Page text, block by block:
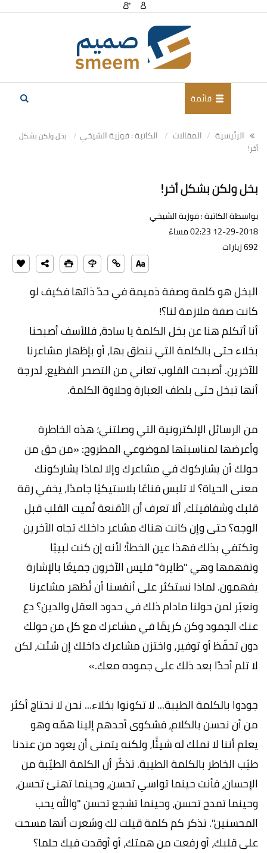
قائمة
الرئيسية المقالات الكاتبة : فوزية الشيخي
بخل ولكن بشكل
أخر!
بخل ولكن بشكل أخر!
بواسطة الكاتبة : فوزية الشيخي
12-29-2018 02:23 مساءً
692 زيارات
البخل هو كلمة وصفة ذميمة في حدّ ذاتها فكيف لو
كانت صفة ملازمة لنا؟!
أنا أتكلم هنا عن بخل الكلمة يا سادة، فللأسف أصبحنا
بخلاء حتى بالكلمة التي ننطق بها، أو بإظهار مشاعرنا
للآخرين. أصبحت القلوب تعاني من التصحر الفظيع، لدرجة
أنها تبخل حتى بلطف العبارة وحلاوة الكلمة.
من الرسائل الإلكترونية التي وصلتني؛ هذه الخاطرة
وأعرضها لمناسبتها لموضوعي المطروح: «من حق من
حولك أن يشاركوك في مشاعرك وإلا لماذا يشاركونك
معنى الحياة؟ لا تلبس قناعًا بلاستيكيًا جامدًا، يخفي رقة
قلبك وشفافيتك، ألا تعرف أن الأقنعة تُميت القلب قبل
الوجه؟ حتى وإن كانت هناك مشاعر داخلك تجاه الآخرين
وتكتفي بذلك فهذا عين الخطأ؛ لأنه إن كنت لبيبًا
وتفهمها وهي "طايرة" فليس الآخرون جميعًا بالإشارة
يفهمون. لماذا نستكثر على أنفسنا أن نُظهر مشاعرنا
ونعبّر لمن حولنا مادام ذلك في حدود العقل والدين؟ دع
عنك الجمود وكن كريمًا في مشاعرك مع كل من حولك
دون تحفّظ أو توفير، واختزن مشاعرك داخلك إن شئت، لكن
لا تلم أحدًا بعد ذلك على جموده معك.»
جودوا بالكلمة الطيبة... لا تكونوا بخلاء... نحن لا نحتاج أكثر
من أن نحسن بالكلام، فشكوى أحدهم إلينا همّه وهو
يعلم أننا لا نملك له شيئًا، ولكنه يتمنى أن يعود من عندنا
طيّب الخاطر بالكلمة الطيبة. تذكّر أن الكلمة الطيّبة من
الإحسان، فأنت حينما تواسي تحسن، وحينما تهنئ تحسن،
وحينما تمدح تحسن، وحينما تشجع تحسن "‏والله يحب
المحسنين". تذكر كم كلمة قيلت لك وشعرت أنها مسحت
على قلبك، أو رفعت من همتك، أو أوقدت فيك حلما؟